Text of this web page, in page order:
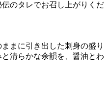
のタレでお召し上がりくだ
まに引き出した刺身の盛り
清らかな余韻を、醤油とわ